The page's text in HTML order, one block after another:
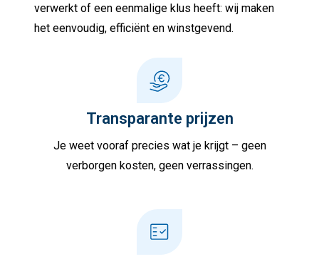
verwerkt of een eenmalige klus heeft: wij maken
het eenvoudig, efficiënt en winstgevend.
Transparante prijzen
Je weet vooraf precies wat je krijgt – geen
verborgen kosten, geen verrassingen.